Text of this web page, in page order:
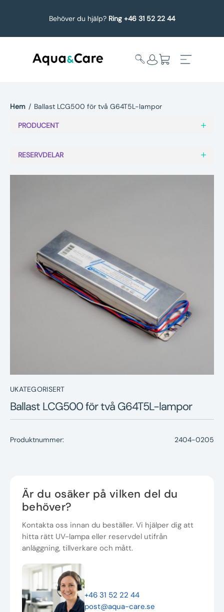
Behöver du hjälp? Ring +46 31 52 22 44
undermeny
Service
Underhållstips
Kontakt
Hem / Ballast LCG500 för två G64T5L-lampor
PRODUCENT
RESERVDELAR
UKATEGORISERT
Ballast LCG500 för två G64T5L-lampor
Produktnummer: 2404-0205
Är du osäker på vilken del du
behöver?
Kontakta oss innan du beställer. Vi hjälper dig att
hitta rätt UV-lampa eller reservdel utifrån
anläggning, tillverkare och mått.
+46 31 52 22 44
post@aqua-care.se